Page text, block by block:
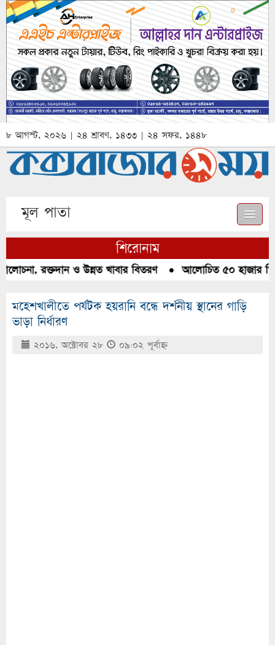
৮ আগস্ট, ২০২৬ | ২৪ শ্রাবণ, ১৪৩৩ | ২৪ সফর, ১৪৪৮
মূল পাতা
শিরোনাম
রক্তদান ও উন্নত খাবার বিতরণ●আলোচিত ৫০ হাজার পিস
মহেশখালীতে পর্যটক হয়রানি বন্ধে দর্শনীয় স্থানের গাড়ি
ভাড়া নির্ধারণ
২০১৬, অক্টোবর ২৮ ০৯:০২ পূর্বাহ্ণ